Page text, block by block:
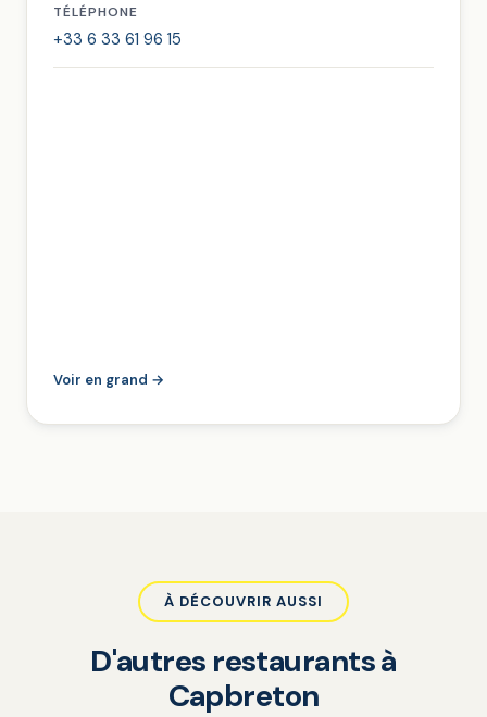
TÉLÉPHONE
+33 6 33 61 96 15
Voir en grand →
À DÉCOUVRIR AUSSI
D'autres restaurants à
Capbreton